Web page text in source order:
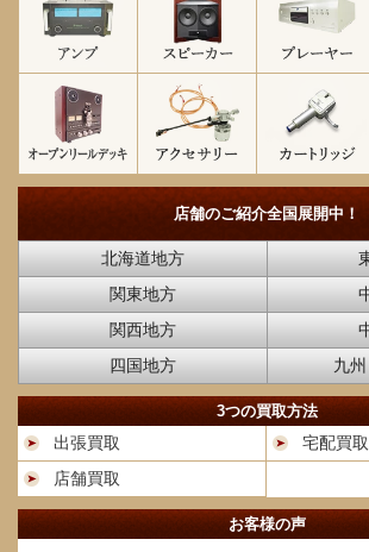
店舗のご紹介全国展開中！
北海道地方
関東地方
関西地方
四国地方
九
3つの買取方法
出張買取
宅配買取
店舗買取
お客様の声